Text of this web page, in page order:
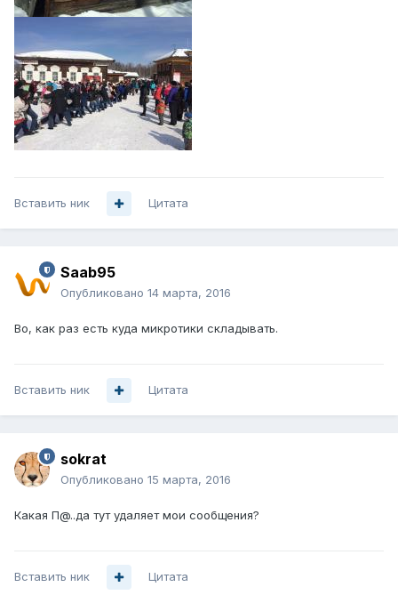
Вставить ник Цитата
Saab95
Опубликовано 14 марта, 2016
Во, как раз есть куда микротики складывать.
Вставить ник Цитата
sokrat
Опубликовано 15 марта, 2016
Какая П@..да тут удаляет мои сообщения?
Вставить ник Цитата